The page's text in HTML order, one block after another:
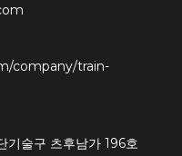
company/train-
기술구 츠후남가 196호